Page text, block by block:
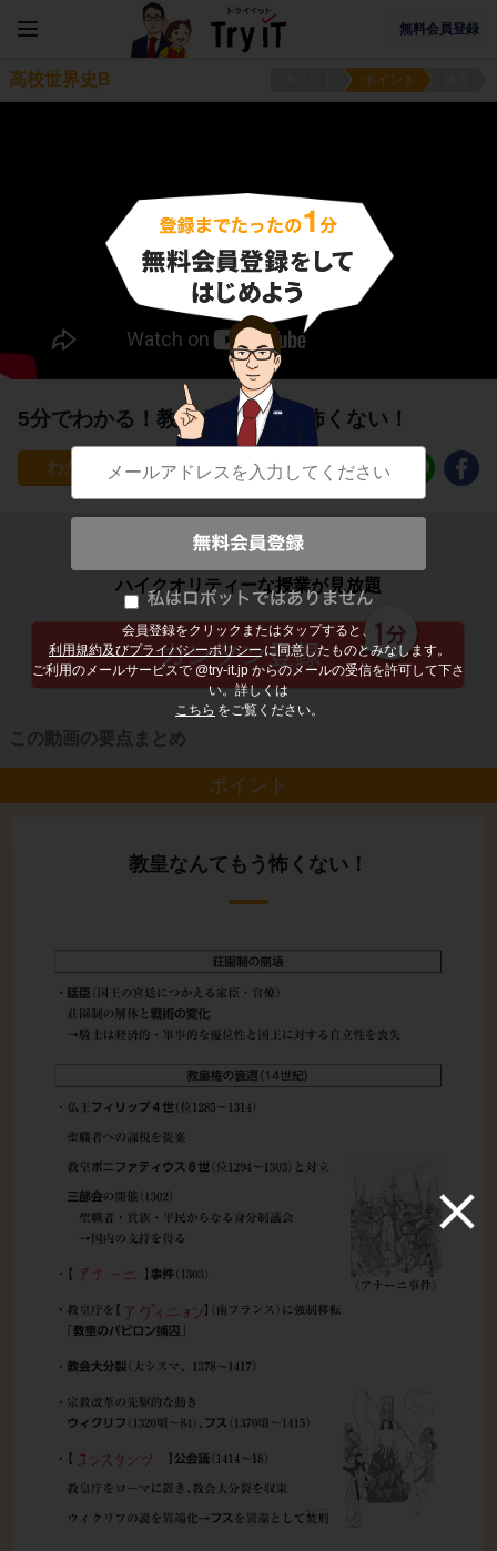
無料会員登録
会員登録をクリックまたはタップすると、
利用規約及びプライバシーポリシー に同意したものとみなします。
ご利用のメールサービスで @try-it.jp からのメールの受信を許可して下さ
い。詳しくは
こちら をご覧ください。
高校世界史B ポイント
5分でわかる！教皇なんてもう怖くない！
92
子どもの勉強から大人の学び直しまで
ハイクオリティーな授業が見放題
この動画の要点まとめ
ポイント
教皇なんてもう怖くない！